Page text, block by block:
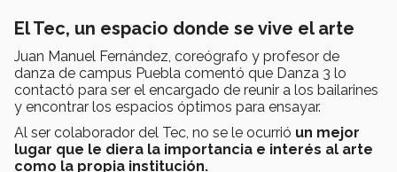
El Tec, un espacio donde se vive el arte
Juan Manuel Fernández, coreógrafo y profesor de
danza de campus Puebla comentó que Danza 3 lo
contactó para ser el encargado de reunir a los bailarines
y encontrar los espacios óptimos para ensayar.
Al ser colaborador del Tec, no se le ocurrió un mejor
lugar que le diera la importancia e interés al arte
como la propia institución.